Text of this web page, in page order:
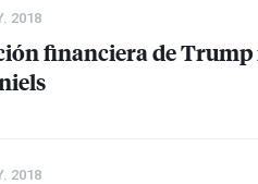
2018
financiera de Trump
2018